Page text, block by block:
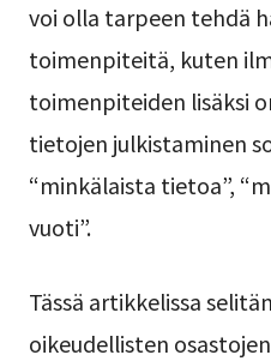
voi olla tarpeen tehdä
toimenpiteitä, kuten
toimenpiteiden lisäksi
tietojen julkistaminen
“minkälaista tietoa”,
vuoti”.
Tässä artikkelissa
oikeudellisten